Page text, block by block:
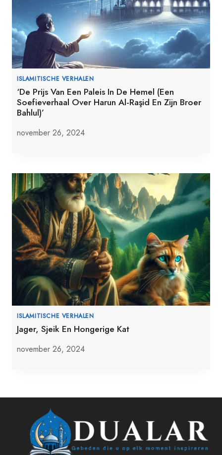
ISLAMITISCHE VERHALEN
‘De Prijs Van Een Paleis In De Hemel (Een
Soefieverhaal Over Harun Al-Raşid En Zijn Broer
Bahlul)’
november 26, 2024
ISLAMITISCHE VERHALEN
Jager, Sjeik En Hongerige Kat
november 26, 2024